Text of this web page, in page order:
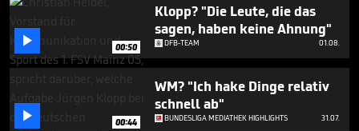
2
seconds
 00:50
Klopp? "Die Leute, die das
sagen, haben keine Ahnung"
DFB-TEAM 01.08.
 00:44
WM? "Ich hake Dinge relativ
schnell ab"
BUNDESLIGA MEDIATHEK HIGHLIGHTS 31.07.